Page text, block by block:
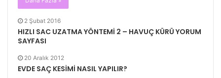
2 Şubat 2016
HIZLI SAC UZATMA YÖNTEMİ 2 – HAVUÇ KÜRÜ YORUM
SAYFASI
20 Aralık 2012
EVDE SAÇ KESİMİ NASIL YAPILIR?